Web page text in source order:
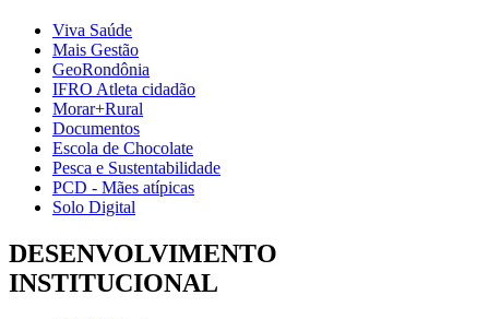
Viva Saúde
Mais Gestão
GeoRondônia
IFRO Atleta cidadão
Morar+Rural
Documentos
Escola de Chocolate
Pesca e Sustentabilidade
PCD - Mães atípicas
Solo Digital
DESENVOLVIMENTO
INSTITUCIONAL